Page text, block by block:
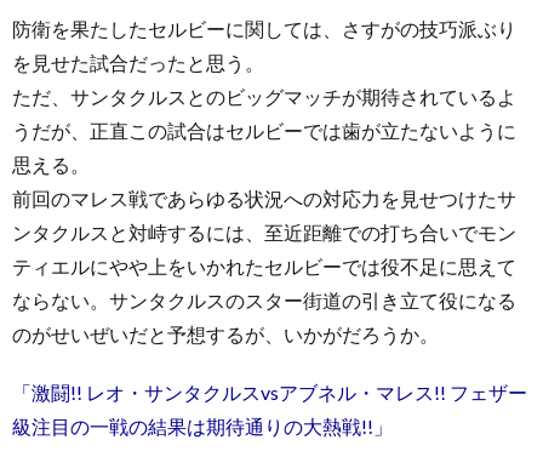
防衛を果たしたセルビーに関しては、さすがの技巧派ぶり
を見せた試合だったと思う。
ただ、サンタクルスとのビッグマッチが期待されているよ
うだが、正直この試合はセルビーでは歯が立たないように
思える。
前回のマレス戦であらゆる状況への対応力を見せつけたサ
ンタクルスと対峙するには、至近距離での打ち合いでモン
ティエルにやや上をいかれたセルビーでは役不足に思えて
ならない。サンタクルスのスター街道の引き立て役になる
のがせいぜいだと予想するが、いかがだろうか。
「激闘!! レオ・サンタクルスvsアブネル・マレス!! フェザー
級注目の一戦の結果は期待通りの大熱戦!!」